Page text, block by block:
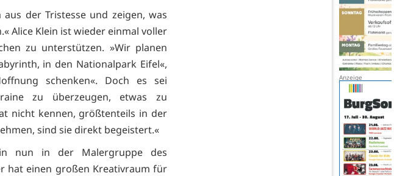
der Tristesse und zeigen, was
Alice Klein ist wieder einmal voller
zu unterstützen. »Wir planen
in den Nationalpark Eifel«,
schenken«. Doch es sei
zu überzeugen, etwas zu
nicht kennen, größtenteils in der
sind sie direkt begeistert.«
nun in der Malergruppe des
hat einen großen Kreativraum für